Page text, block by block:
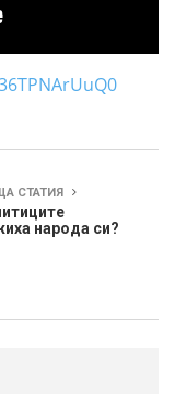
СТАТИЯ
народа си?